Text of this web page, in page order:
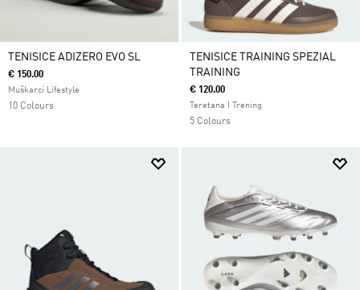
TENISICE ADIZERO EVO SL
€ 150.00
Muškarci Lifestyle
10 Colours
TENISICE TRAINING SPEZIAL
TRAINING
€ 120.00
Teretana I Trening
5 Colours